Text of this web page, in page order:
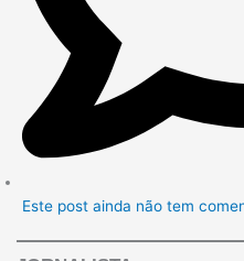
Este post ainda não tem